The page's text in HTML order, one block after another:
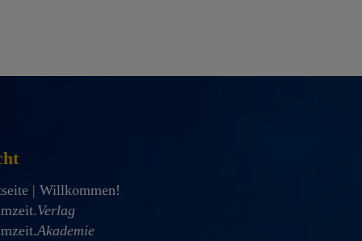
| Willkommen!
Verlag
Akademie